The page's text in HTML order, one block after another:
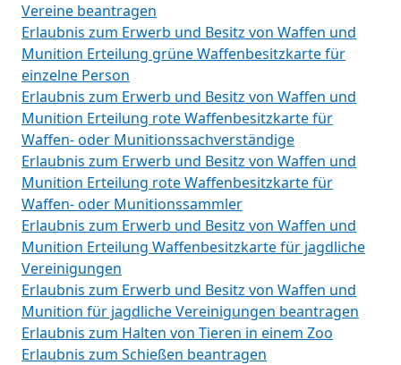
Vereine beantragen
Erlaubnis zum Erwerb und Besitz von Waffen und
Munition Erteilung grüne Waffenbesitzkarte für
einzelne Person
Erlaubnis zum Erwerb und Besitz von Waffen und
Munition Erteilung rote Waffenbesitzkarte für
Waffen- oder Munitionssachverständige
Erlaubnis zum Erwerb und Besitz von Waffen und
Munition Erteilung rote Waffenbesitzkarte für
Waffen- oder Munitionssammler
Erlaubnis zum Erwerb und Besitz von Waffen und
Munition Erteilung Waffenbesitzkarte für jagdliche
Vereinigungen
Erlaubnis zum Erwerb und Besitz von Waffen und
Munition für jagdliche Vereinigungen beantragen
Erlaubnis zum Halten von Tieren in einem Zoo
Erlaubnis zum Schießen beantragen